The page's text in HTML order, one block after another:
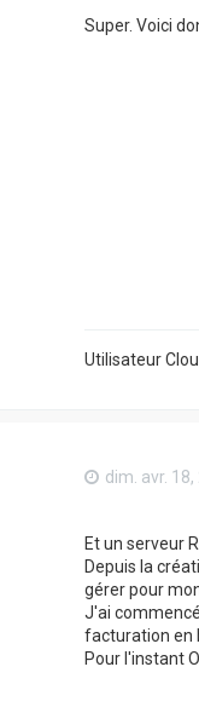
Super. Voici
Utilisateur
dim. avr.
Et un serveur
Depuis la
gérer pour
J'ai
facturation en
Pour l'instant